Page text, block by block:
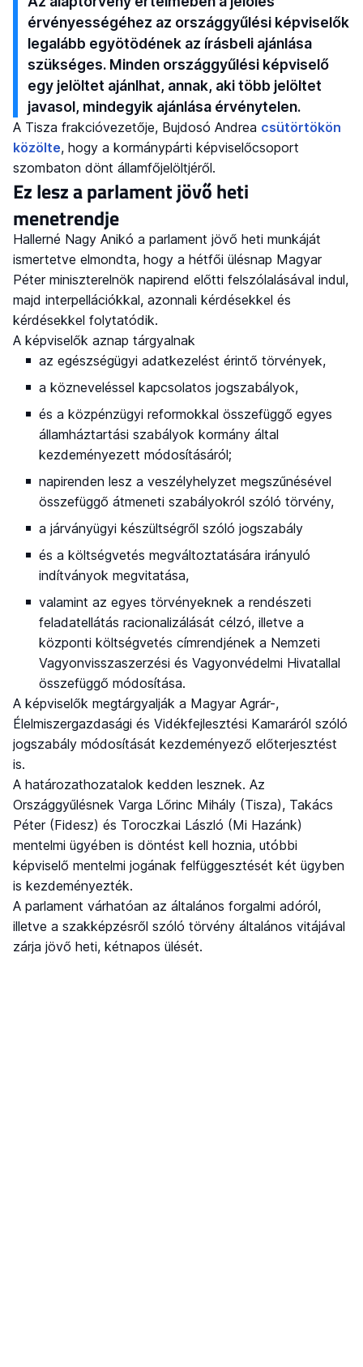
érvényességéhez az országgyűlési képviselők
legalább egyötödének az írásbeli ajánlása
szükséges. Minden országgyűlési képviselő
egy jelöltet ajánlhat, annak, aki több jelöltet
javasol, mindegyik ajánlása érvénytelen.
A Tisza frakcióvezetője, Bujdosó Andrea csütörtökön
közölte, hogy a kormánypárti képviselőcsoport
szombaton dönt államfőjelöltjéről.
Ez lesz a parlament jövő heti
menetrendje
Hallerné Nagy Anikó a parlament jövő heti munkáját
ismertetve elmondta, hogy a hétfői ülésnap Magyar
Péter miniszterelnök napirend előtti felszólalásával indul,
majd interpellációkkal, azonnali kérdésekkel és
kérdésekkel folytatódik.
A képviselők aznap tárgyalnak
az egészségügyi adatkezelést érintő törvények,
a közneveléssel kapcsolatos jogszabályok,
és a közpénzügyi reformokkal összefüggő egyes
államháztartási szabályok kormány által
kezdeményezett módosításáról;
napirenden lesz a veszélyhelyzet megszűnésével
összefüggő átmeneti szabályokról szóló törvény,
a járványügyi készültségről szóló jogszabály
és a költségvetés megváltoztatására irányuló
indítványok megvitatása,
valamint az egyes törvényeknek a rendészeti
feladatellátás racionalizálását célzó, illetve a
központi költségvetés címrendjének a Nemzeti
Vagyonvisszaszerzési és Vagyonvédelmi Hivatallal
összefüggő módosítása.
A képviselők megtárgyalják a Magyar Agrár-,
Élelmiszergazdasági és Vidékfejlesztési Kamaráról szóló
jogszabály módosítását kezdeményező előterjesztést
is.
A határozathozatalok kedden lesznek. Az
Országgyűlésnek Varga Lőrinc Mihály (Tisza), Takács
Péter (Fidesz) és Toroczkai László (Mi Hazánk)
mentelmi ügyében is döntést kell hoznia, utóbbi
képviselő mentelmi jogának felfüggesztését két ügyben
is kezdeményezték.
A parlament várhatóan az általános forgalmi adóról,
illetve a szakképzésről szóló törvény általános vitájával
zárja jövő heti, kétnapos ülését.